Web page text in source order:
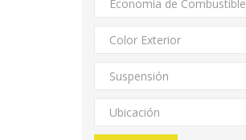
Economía de Combustible
Color Exterior
Suspensión
Ubicación